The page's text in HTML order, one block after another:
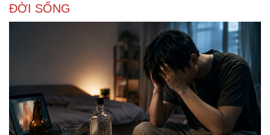
Vì cộng đồng
ĐỜI SỐNG